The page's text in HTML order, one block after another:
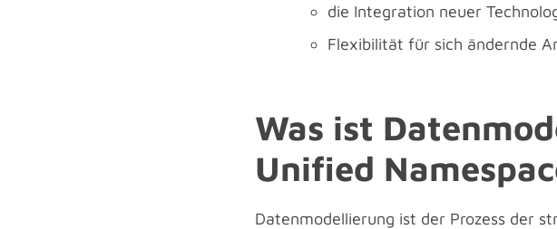
die Integration neuer
Flexibilität für sich ändernde
Was ist
Unified
Datenmodellierung ist der Prozess der